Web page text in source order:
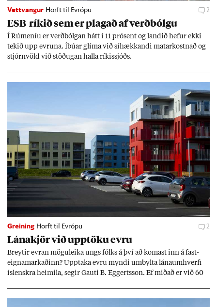
Vettvangur Horft til Evrópu 2
ESB-rík­ið sem er plag­að af verð­bólgu
Í Rúm­en­íu er verð­bólg­an hátt í 11 pró­sent og land­ið hef­ur ekki
tek­ið upp evr­una. Íbú­ar glíma við sí­hækk­andi mat­ar­kostn­að og
stjórn­völd við stöð­ug­an halla rík­is­sjóðs.
Greining Horft til Evrópu 2
Lána­kjör við upp­töku evru
Breyt­ir evr­an mögu­leika ungs fólks á því að kom­ast inn á fast­
eigna­mark­að­inn? Upp­taka evru myndi um­bylta lánaum­hverfi
ís­lenskra heim­ila, seg­ir Gauti B. Eggerts­son. Ef mið­að er við 60